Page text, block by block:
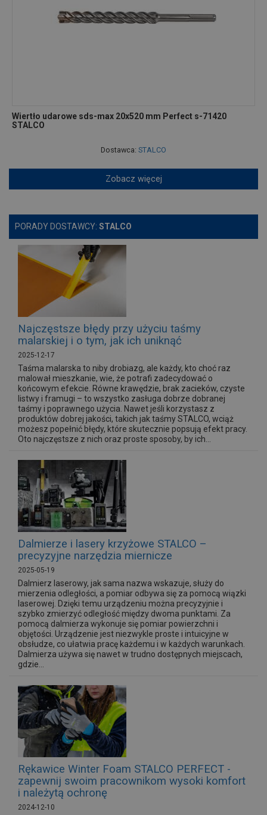
Wiertło udarowe sds-max 20x520 mm Perfect s-71420
STALCO
Dostawca: STALCO
Zobacz więcej
PORADY DOSTAWCY: STALCO
Najczęstsze błędy przy użyciu taśmy
malarskiej i o tym, jak ich uniknąć
2025-12-17
Taśma malarska to niby drobiazg, ale każdy, kto choć raz
malował mieszkanie, wie, że potrafi zadecydować o
końcowym efekcie. Równe krawędzie, brak zacieków, czyste
listwy i framugi – to wszystko zasługa dobrze dobranej
taśmy i poprawnego użycia. Nawet jeśli korzystasz z
produktów dobrej jakości, takich jak taśmy STALCO, wciąż
możesz popełnić błędy, które skutecznie popsują efekt pracy.
Oto najczęstsze z nich oraz proste sposoby, by ich...
Dalmierze i lasery krzyżowe STALCO –
precyzyjne narzędzia miernicze
2025-05-19
Dalmierz laserowy, jak sama nazwa wskazuje, służy do
mierzenia odległości, a pomiar odbywa się za pomocą wiązki
laserowej. Dzięki temu urządzeniu można precyzyjnie i
szybko zmierzyć odległość między dwoma punktami. Za
pomocą dalmierza wykonuje się pomiar powierzchni i
objętości. Urządzenie jest niezwykle proste i intuicyjne w
obsłudze, co ułatwia pracę każdemu i w każdych warunkach.
Dalmierza używa się nawet w trudno dostępnych miejscach,
gdzie...
Rękawice Winter Foam STALCO PERFECT -
zapewnij swoim pracownikom wysoki komfort
i należytą ochronę
2024-12-10